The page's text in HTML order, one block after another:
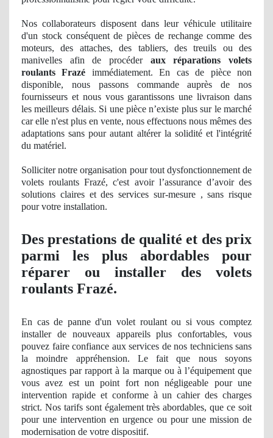
Nos collaborateurs disposent dans leur véhicule utilitaire
d'un stock conséquentde pièces de rechange comme des
moteurs, des attaches, des tabliers, des treuils ou des
manivelles afin de procéder aux réparations volets
roulants Frazé immédiatement. En cas de pièce non
disponible, nous passons commande auprès de nos
fournisseurs et nous vous garantissons une livraison dans
les meilleurs délais. Si une pièce n’existe plus sur le marché
car elle n'est plus en vente, nous effectuons nous mêmes des
adaptations sans pour autant altérerla solidité et l'intégrité
du matériel.
Solliciter notre organisation pour tout dysfonctionnement de
volets roulants Frazé, c'est avoir l’assurance d’avoir des
solutions claires et des services sur-mesure , sans risque
pour votre installation.
Des prestations de qualité et des prix
parmi les plus abordables pour
réparer ou installer des volets
roulants Frazé.
En cas de panned'un volet roulant ou si vous comptez
installer de nouveaux appareils plus confortables, vous
pouvez faire confiance aux services de nos techniciens sans
la moindre appréhension. Le fait que nous soyons
agnostiques par rapport àla marque ou à l’équipement que
vous avez est un point fortnon négligeable pour une
intervention rapide et conforme à un cahier des charges
strict. Nos tarifs sont également très abordables, que ce soit
pour une intervention en urgence ou pour une mission de
modernisation de votre dispositif.